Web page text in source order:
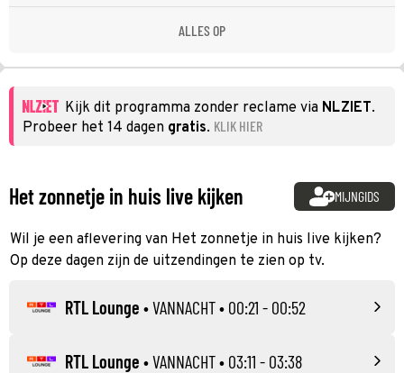
ALLES OP
Kijk dit programma zonder reclame via NLZIET.
Probeer het 14 dagen gratis. KLIK HIER
Het zonnetje in huis live kijken MIJNGIDS
Wil je een aflevering van Het zonnetje in huis live kijken?
Op deze dagen zijn de uitzendingen te zien op tv.
RTL Lounge •VANNACHT• 00:21 - 00:52
RTL Lounge •VANNACHT• 03:11 - 03:38